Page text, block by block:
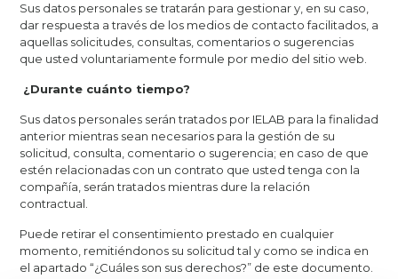
Sus datos personales se tratarán para gestionar y, en su caso,
dar respuesta a través de los medios de contacto facilitados, a
aquellas solicitudes, consultas, comentarios o sugerencias
que usted voluntariamente formule por medio del sitio web.
¿Durante cuánto tiempo?
Sus datos personales serán tratados por IELAB para la finalidad
anterior mientras sean necesarios para la gestión de su
solicitud, consulta, comentario o sugerencia; en caso de que
estén relacionadas con un contrato que usted tenga con la
compañía, serán tratados mientras dure la relación
contractual.
Puede retirar el consentimiento prestado en cualquier
momento, remitiéndonos su solicitud tal y como se indica en
el apartado “¿Cuáles son sus derechos?” de este documento.